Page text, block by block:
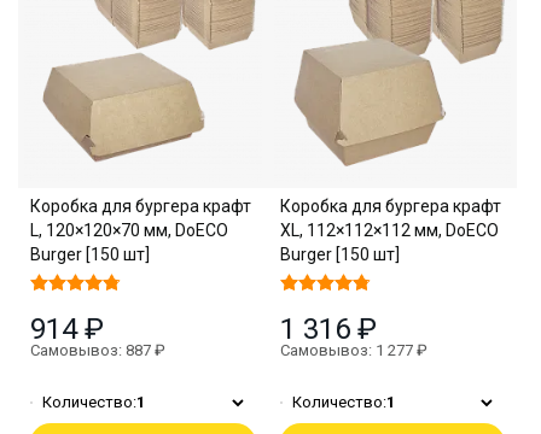
Коробка для бургера крафт
L, 120×120×70 мм, DoECO
Burger [150 шт]
914 ₽
Самовывоз: 887 ₽
Количество:1
Коробка для бургера крафт
XL, 112×112×112 мм, DoECO
Burger [150 шт]
1 316 ₽
Самовывоз: 1 277 ₽
Количество:1